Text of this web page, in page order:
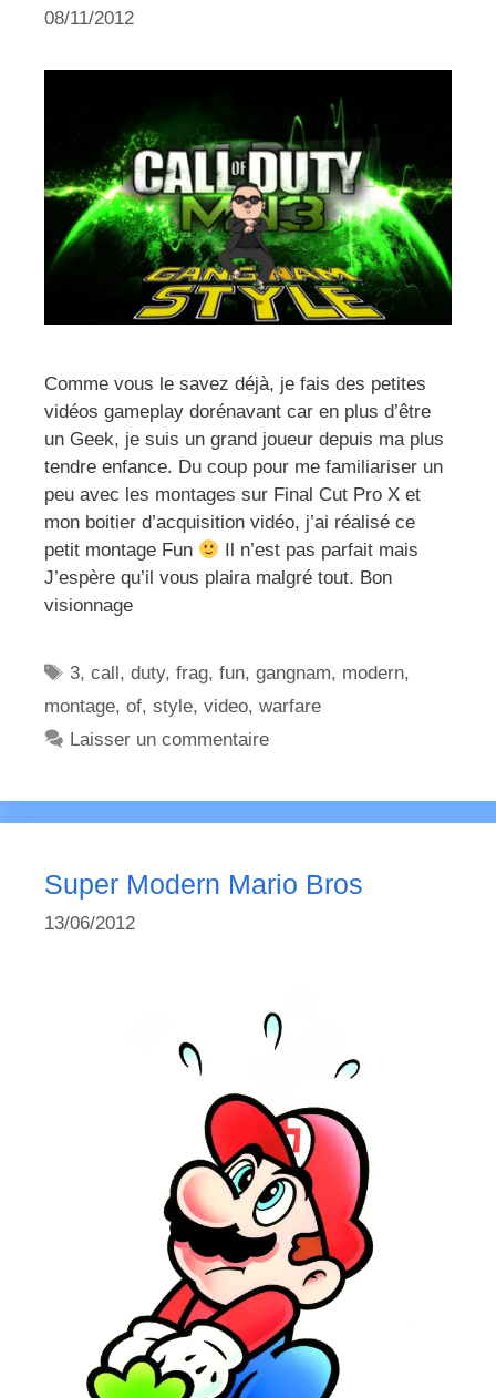
08/11/2012
Comme vous le savez déjà, je fais des petites
vidéos gameplay dorénavant car en plus d’être
un Geek, je suis un grand joueur depuis ma plus
tendre enfance. Du coup pour me familiariser un
peu avec les montages sur Final Cut Pro X et
mon boitier d’acquisition vidéo, j’ai réalisé ce
petit montage Fun
Il n’est pas parfait mais
J’espère qu’il vous plaira malgré tout. Bon
visionnage
Étiquettes
3,call,duty,frag,fun,gangnam, modern,
montage, of, style, video, warfare
Laisser un commentaire
Super Modern Mario Bros
13/06/2012